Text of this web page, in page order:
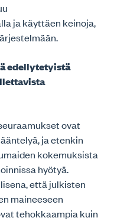
ja käyttäen keinoja,
edellytetyistä
ovat
ja etenkin
kokemuksista
hyötyä.
että julkisten
maineeseen
tehokkaampia kuin